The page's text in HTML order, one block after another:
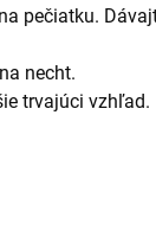
pečiatku.
necht.
trvajúci vzhľad.